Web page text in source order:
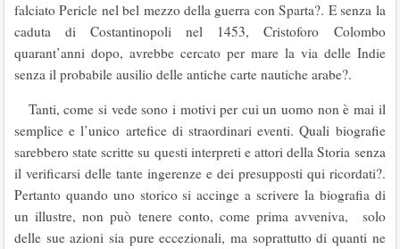
falciato Pericle nel bel mezzo della guerra con Sparta?. E senza la
caduta di Costantinopoli nel 1453, Cristoforo Colombo
quarant’anni dopo, avrebbe cercato per mare la via delle Indie
senza il probabile ausilio delle antiche carte nautiche arabe?.
Tanti, come si vede sono i motivi per cui un uomo non è mai il
semplice e l’unico artefice di straordinari eventi. Quali biografie
sarebbero state scritte su questi interpreti e attori della Storia senza
il verificarsi delle tante ingerenze e dei presupposti qui ricordati?.
Pertanto quando uno storico si accinge a scrivere la biografia di
un illustre, non può tenere conto, come prima avveniva, solo
delle sue azioni sia pure eccezionali, ma soprattutto di quanti ne